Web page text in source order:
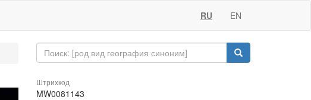
RU EN
Штрихкод
MW0081143